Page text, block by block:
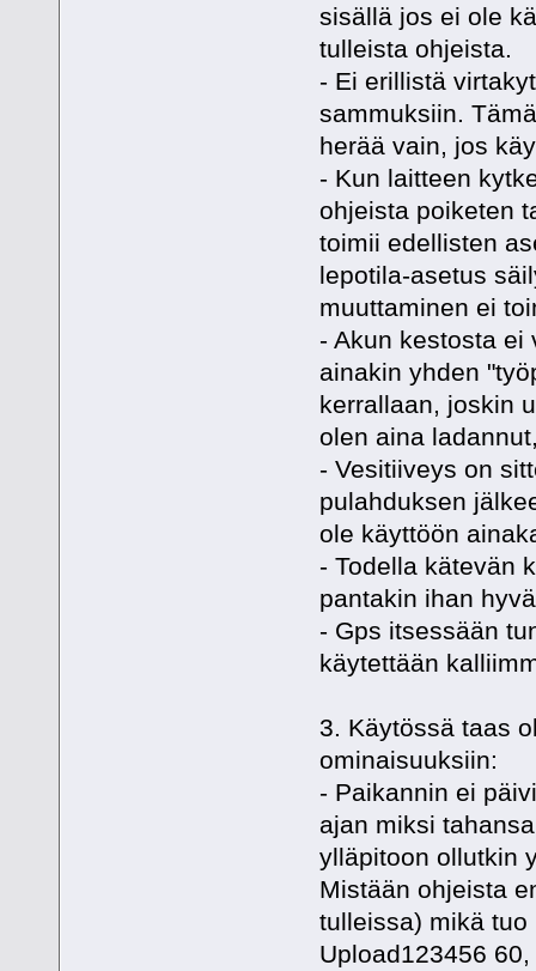
sisällä jos ei ole
tulleista ohjeista.
- Ei erillistä
sammuksiin.
herää vain, jos
- Kun laitteen
ohjeista poiketen
toimii edellisten
lepotila-asetus
muuttaminen ei
- Akun kestosta ei
ainakin yhden
kerrallaan, joskin
olen aina
- Vesitiiveys on
pulahduksen
ole käyttöön
- Todella kätevän
pantakin ihan
- Gps itsessään
käytettään
3. Käytössä taas
ominaisuuksiin:
- Paikannin ei
ajan miksi
ylläpitoon ollutkin
Mistään ohjeista
tulleissa) mikä
Upload123456